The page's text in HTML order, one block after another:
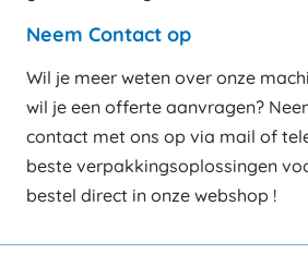
Neem Contact op
Wil je meer weten over onze
wil je een offerte aanvragen?
contact met ons op via mail of
beste verpakkingsoplossingen
bestel direct in onze webshop !